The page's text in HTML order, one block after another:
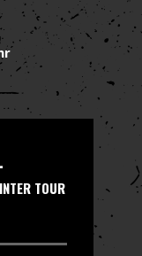
TOUR